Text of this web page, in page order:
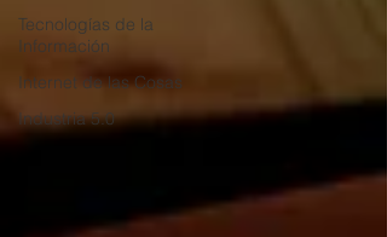
Tecnologías de la
Información
Internet de las Cosas
Industria 5.0